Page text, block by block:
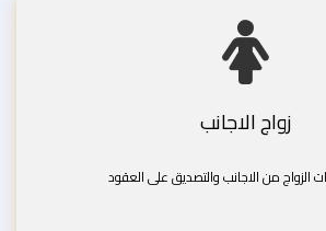
زواج الاجانب
الزواج من الاجانب والتصديق على العقود